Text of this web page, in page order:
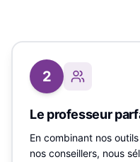
2
Le professeur
En combinant nos
nos conseillers, nous